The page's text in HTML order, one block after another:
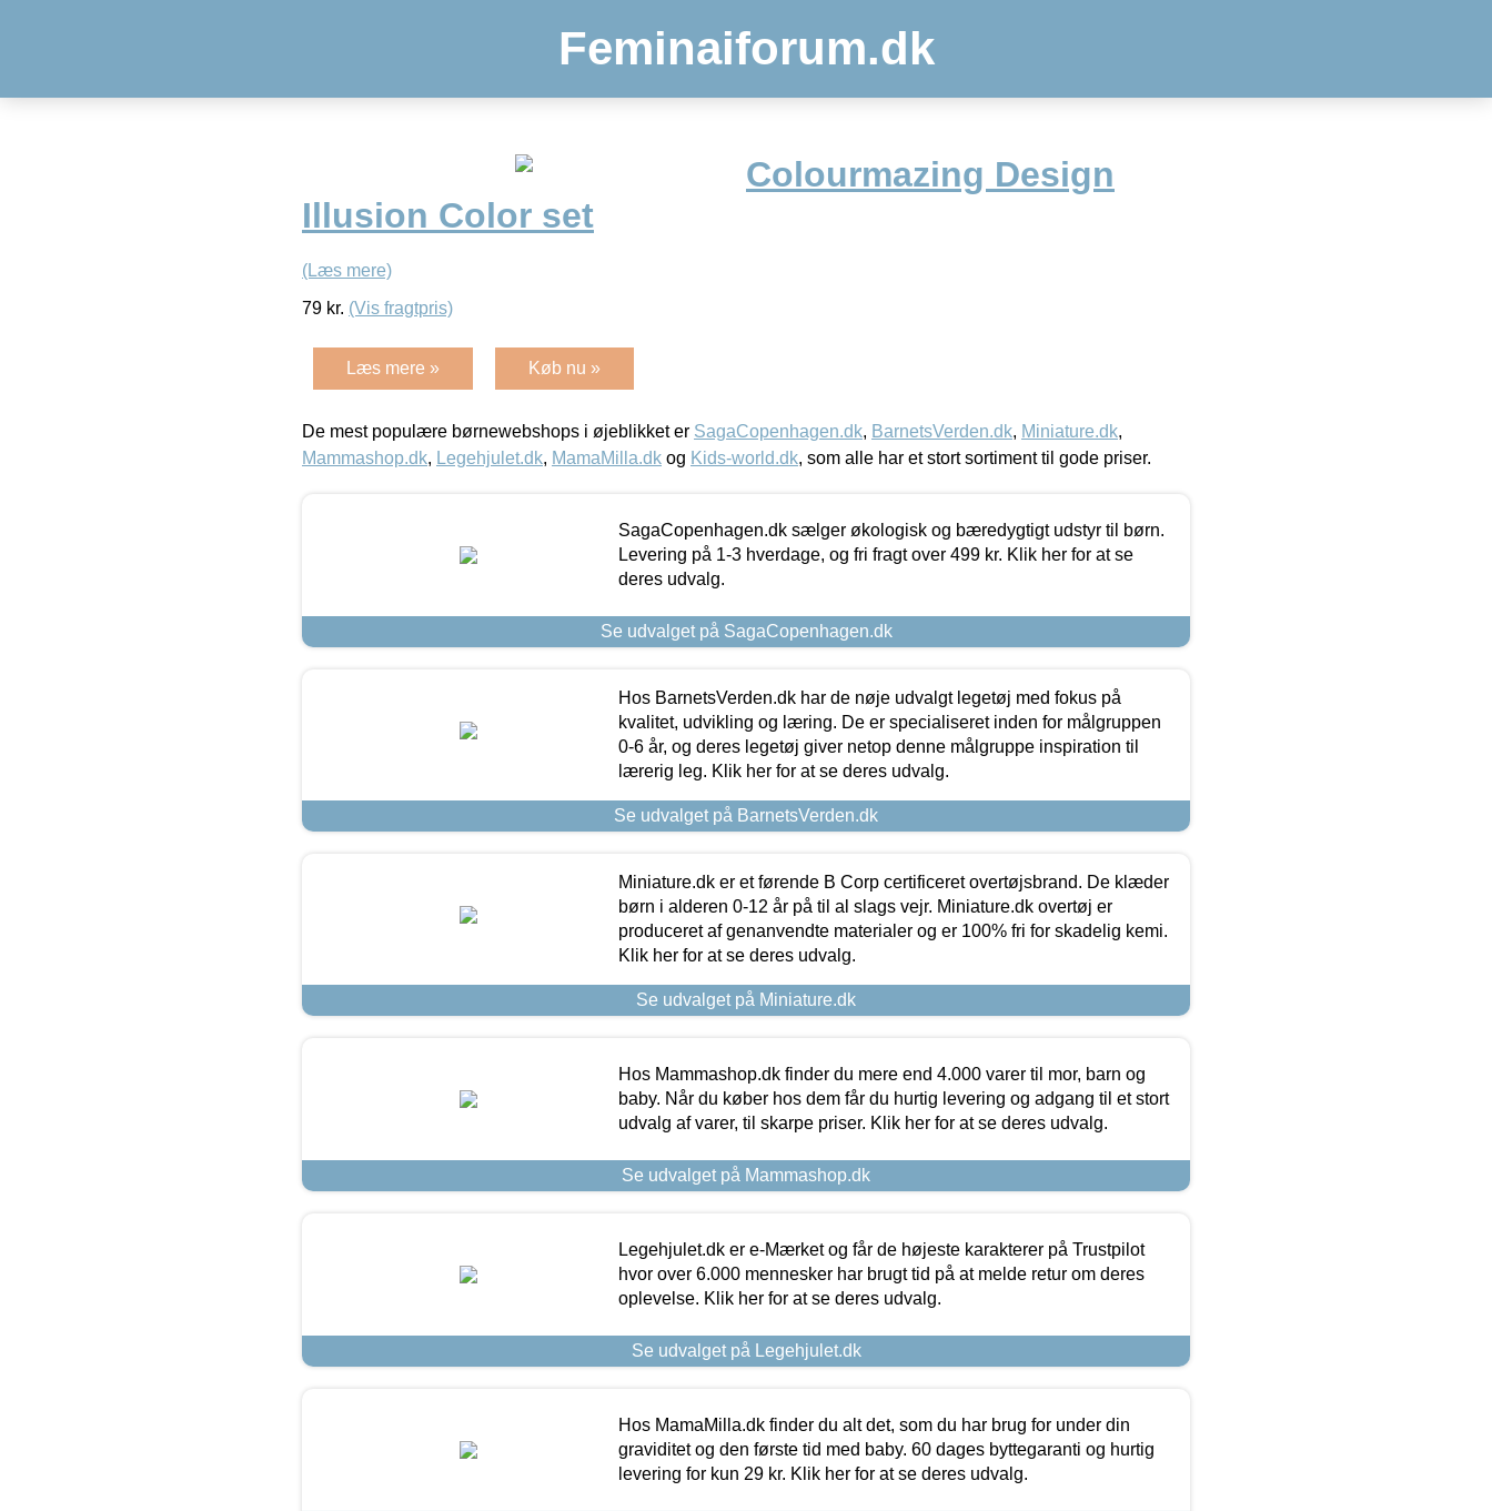
Feminaiforum.dk
Colourmazing Design
Illusion Color set
(Læs mere)
79 kr. (Vis fragtpris)
Læs mere » Køb nu »
De mest populære børnewebshops i øjeblikket er SagaCopenhagen.dk, BarnetsVerden.dk, Miniature.dk,
Mammashop.dk, Legehjulet.dk, MamaMilla.dk og Kids-world.dk, som alle har et stort sortiment til gode priser.
SagaCopenhagen.dk sælger økologisk og bæredygtigt udstyr til børn.
Levering på 1-3 hverdage, og fri fragt over 499 kr. Klik her for at se
deres udvalg.
Se udvalget på SagaCopenhagen.dk
Hos BarnetsVerden.dk har de nøje udvalgt legetøj med fokus på
kvalitet, udvikling og læring. De er specialiseret inden for målgruppen
0-6 år, og deres legetøj giver netop denne målgruppe inspiration til
lærerig leg. Klik her for at se deres udvalg.
Se udvalget på BarnetsVerden.dk
Miniature.dk er et førende B Corp certificeret overtøjsbrand. De klæder
børn i alderen 0-12 år på til al slags vejr. Miniature.dk overtøj er
produceret af genanvendte materialer og er 100% fri for skadelig kemi.
Klik her for at se deres udvalg.
Se udvalget på Miniature.dk
Hos Mammashop.dk finder du mere end 4.000 varer til mor, barn og
baby. Når du køber hos dem får du hurtig levering og adgang til et stort
udvalg af varer, til skarpe priser. Klik her for at se deres udvalg.
Se udvalget på Mammashop.dk
Legehjulet.dk er e-Mærket og får de højeste karakterer på Trustpilot
hvor over 6.000 mennesker har brugt tid på at melde retur om deres
oplevelse. Klik her for at se deres udvalg.
Se udvalget på Legehjulet.dk
Hos MamaMilla.dk finder du alt det, som du har brug for under din
graviditet og den første tid med baby. 60 dages byttegaranti og hurtig
levering for kun 29 kr. Klik her for at se deres udvalg.